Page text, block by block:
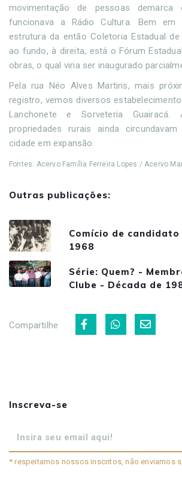
movimentação de pessoas
funcionava a Rádio Cultura. Bem
estrutura da então Coletoria Estadual
ao fundo, à direita, está o Fórum
obras, o qual viria ser inaugurado
Pela rua Néo Alves Martins, mais
registro, vemos diversos
Lanchonete e Sorveteria
propriedades rurais ainda
cidade em expansão.
Fontes: Acervo Família Ferreira Lopes / Acervo
Outras publicações:
Comício de
1968
Série: Quem? -
Clube - Década de
Compartilhe
Inscreva-se
* respeitamos nossos inscritos, não enviamos